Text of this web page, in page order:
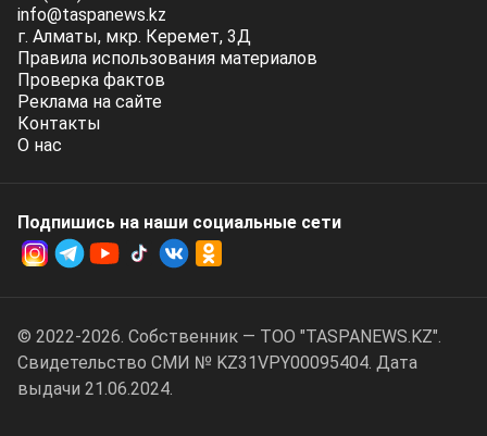
info@taspanews.kz
г. Алматы, мкр. Керемет, 3Д
Правила использования материалов
Проверка фактов
Реклама на сайте
Контакты
О нас
Подпишись на наши социальные cети
© 2022-2026. Собственник — ТОО "TASPANEWS.KZ".
Cвидетельство СМИ № KZ31VPY00095404. Дата
выдачи 21.06.2024.